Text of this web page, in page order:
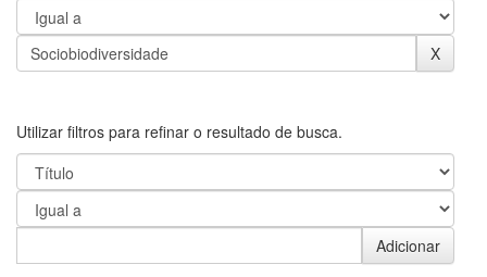
Utilizar filtros para refinar o resultado de busca.